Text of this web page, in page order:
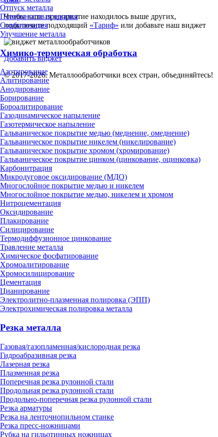
Отпуск металла
Поверхностная закалка
Сорбитизация
Улучшение металла
Химико-термическая обработка
Азотирование
Алитирование
Анодирование
Борирование
Бороалитирование
Газодинамическое напыление
Газотермическое напыление
Гальваническое покрытие медью (меднение, омеднение)
Гальваническое покрытие никелем (никелирование)
Гальваническое покрытие хромом (хромирование)
Гальваническое покрытие цинком (цинкование, оцинковка)
Карбонитрация
Микродуговое оксидирование (МДО)
Многослойное покрытие медью и никелем
Многослойное покрытие медью, никелем и хромом
Нитроцементация
Оксидирование
Плакирование
Силицирование
Термодиффузионное цинкование
Травление металла
Химическое фосфатирование
Хромоалитирование
Хромосилицирование
Цементация
Цианирование
Электролитно-плазменная полировка (ЭПП)
Электрохимическая полировка металла
Резка металла
Газовая/газопламенная/кислородная резка
Гидроабразивная резка
Лазерная резка
Плазменная резка
Поперечная резка рулонной стали
Продольная резка рулонной стали
Продольно-поперечная резка рулонной стали
Резка арматуры
Резка на ленточнопильном станке
Резка пресс-ножницами
Рубка на гильотинных ножницах
Чтобы ваше предприятие находилось выше других,
подключите подходящий «Тариф» или добавьте наш виджет
Добавить виджет
© 2017-2026. Металлообработчики всех стран, объединяйтесь!